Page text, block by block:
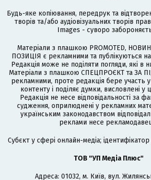
Будь-яке копіювання, передрук та
творів та/або аудіовізуальних творів
Images - суворо
Матеріали з плашкою PROMOTED,
ПОЗИЦІЯ є рекламними та публікуються
Редакція може не поділяти погляди, які в
Матеріали з плашкою СПЕЦПРОЄКТ та ЗА
рекламними, проте редакція бере участь у
контенту і поділяє думки, висловлені у
Редакція не несе відповідальності за
судження, оприлюднені у рекламних
українським законодавством
реклами несе
Cубєкт у сфері онлайн-медіа;
ТОВ "УП Медіа Плюс"
Адреса: 01032, м. Київ, вул.